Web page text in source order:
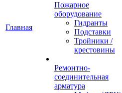
Главная
Пожарное
оборудование
Гидранты
Подставки
Тройники /
крестовины
Ремонтно-
соединительная
арматура